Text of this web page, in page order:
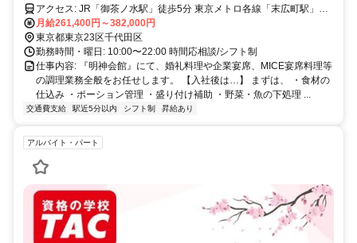
アクセス: JR「御茶ノ水駅」徒歩5分 東京メトロ各線「末広町駅」
「新御茶ノ水駅」徒歩5分
月給261,400円～382,000円
東京都東京23区千代田区
勤務時間・曜日: 10:00〜22:00 時間応相談/シフト制
仕事内容: 『明神会館』にて、婚礼料理や企業宴席、MICE宴席料理等
の調理業務全般をお任せします。 【入社後は…】 まずは、 ・食材の
仕込み ・ポーション管理 ・盛り付け補助 ・野菜・魚の下処理 ...
交通費支給 駅近5分以内 シフト制 昇給あり
アルバイト・パート